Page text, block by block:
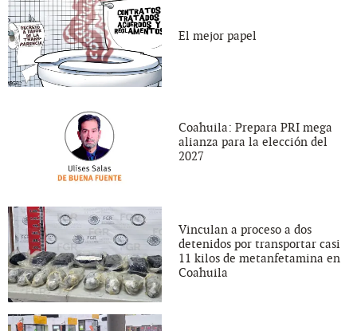
El mejor papel
Coahuila: Prepara PRI mega
alianza para la elección del
2027
Vinculan a proceso a dos
detenidos por transportar casi
11 kilos de metanfetamina en
Coahuila